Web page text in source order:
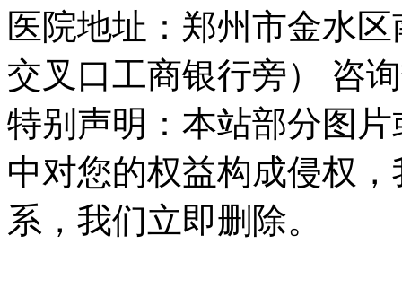
医院地址：郑州市金水
交叉口工商银行旁） 咨
特别声明：本站部分图
中对您的权益构成侵权
系，我们立即删除。